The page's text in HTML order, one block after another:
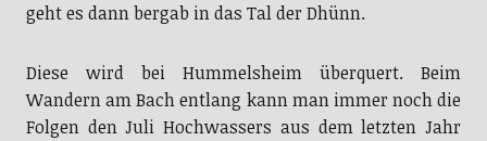
geht es dann bergab in das Tal der Dhünn.
Diese wird bei Hummelsheim überquert. Beim
Wandern am Bach entlang kann man immer noch die
Folgen den Juli Hochwassers aus dem letzten Jahr